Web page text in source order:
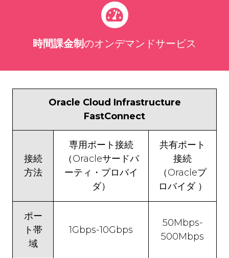
時間課金制のオンデマンドサービス
Oracle Cloud Infrastructure
FastConnect
接続
方法
専用ポート接続
（Oracleサードパ
ーティ・プロバイ
ダ）
共有ポート
接続
（Oracleプ
ロバイダ ）
ポー
ト帯
域
1Gbps-10Gbps
50Mbps-
500Mbps